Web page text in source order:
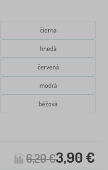
čierna
hnedá
červená
modrá
béžová
6,20 €3,90 €